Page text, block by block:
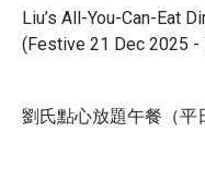
Liu’s All-You-Can-Eat
(Festive 21 Dec 2025 -
劉氏點心放題午餐（平